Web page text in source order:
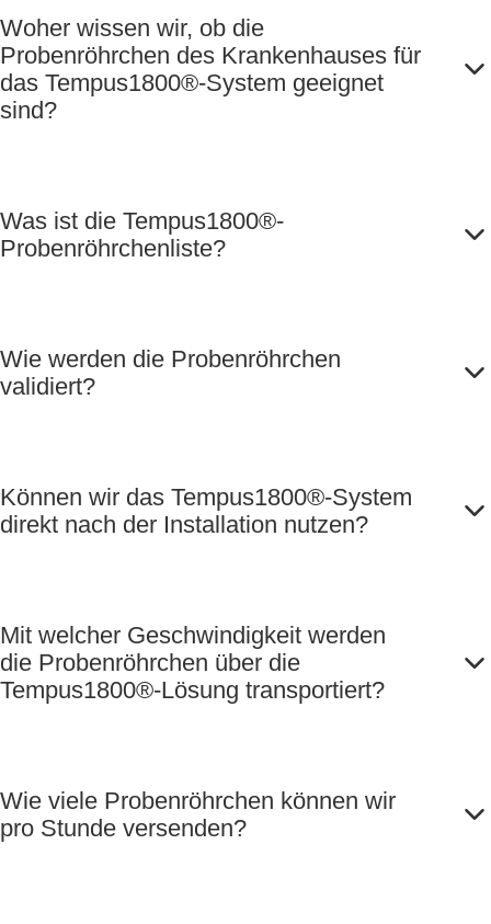
Woher wissen wir, ob die
Probenröhrchen des Krankenhauses für
das Tempus1800®-System geeignet
sind?
Was ist die Tempus1800®-
Probenröhrchenliste?
Wie werden die Probenröhrchen
validiert?
Können wir das Tempus1800®-System
direkt nach der Installation nutzen?
Mit welcher Geschwindigkeit werden
die Probenröhrchen über die
Tempus1800®-Lösung transportiert?
Wie viele Probenröhrchen können wir
pro Stunde versenden?